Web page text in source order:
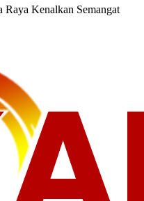
Kenalkan Semangat